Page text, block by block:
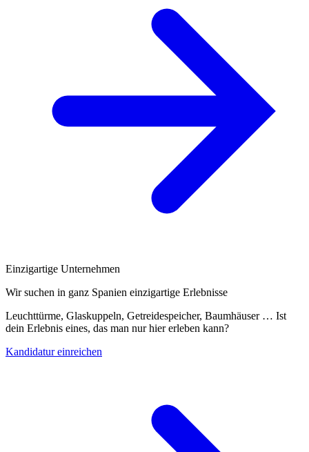
Einzigartige Unternehmen
Wir suchen in ganz Spanien einzigartige Erlebnisse
Leuchttürme, Glaskuppeln, Getreidespeicher, Baumhäuser … Ist
dein Erlebnis eines, das man nur hier erleben kann?
Kandidatur einreichen